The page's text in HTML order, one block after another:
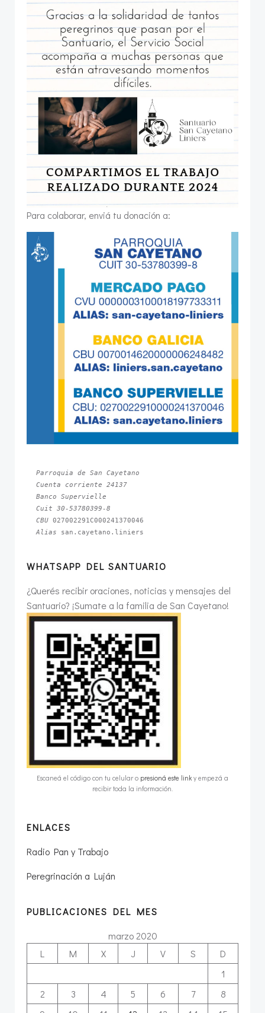
Para colaborar, enviá tu donación a:
Parroquia de San Cayetano
Cuenta corriente 24137
Banco Supervielle
Cuit 30-53780399-8
CBU
Alias san.cayetano.liniers
WHATSAPP DEL SANTUARIO
¿Querés recibir oraciones, noticias y mensajes del
Santuario? ¡Sumate a la familia de San Cayetano!
Escaneá el código con tu celular o presioná este link y empezá a
recibir toda la información.
ENLACES
Radio Pan y Trabajo
Peregrinación a Luján
PUBLICACIONES DEL MES
marzo 2020
L
M X J V S
D
1
2
3 4 5 6 7
8